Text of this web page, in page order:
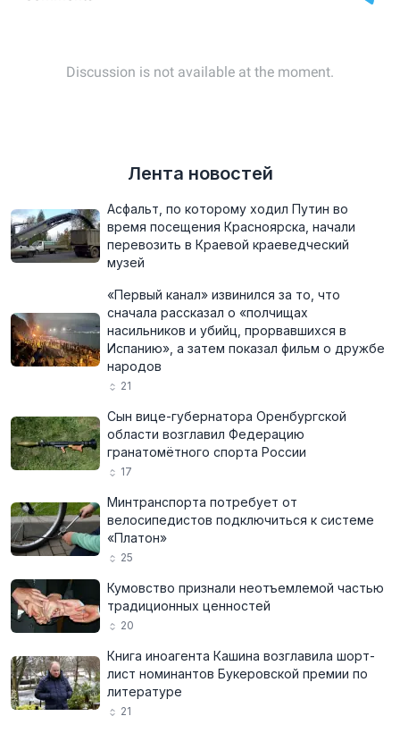
Лента новостей
Асфальт, по которому ходил Путин во
время посещения Красноярска, начали
перевозить в Краевой краеведческий
музей
«Первый канал» извинился за то, что
сначала рассказал о «полчищах
насильников и убийц, прорвавшихся в
Испанию», а затем показал фильм о дружбе
народов
21
Сын вице-губернатора Оренбургской
области возглавил Федерацию
гранатомётного спорта России
17
Минтранспорта потребует от
велосипедистов подключиться к системе
«Платон»
25
Кумовство признали неотъемлемой частью
традиционных ценностей
20
Книга иноагента Кашина возглавила шорт-
лист номинантов Букеровской премии по
литературе
21